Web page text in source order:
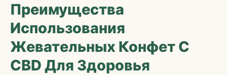
Преимущества
Использования
Жевательных Конфет С
CBD Для Здоровья